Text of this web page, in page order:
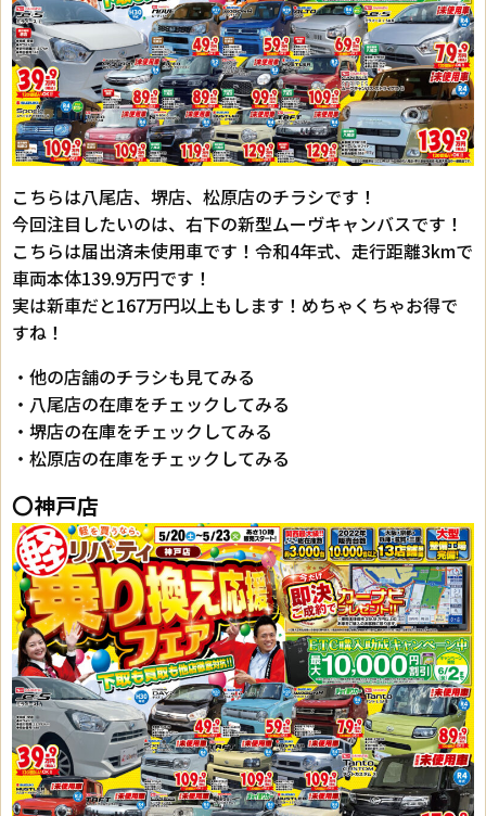
こちらは八尾店、堺店、松原店のチラシです！
今回注目したいのは、右下の新型ムーヴキャンバスです！
こちらは届出済未使用車です！令和4年式、走行距離3kmで
車両本体139.9万円です！
実は新車だと167万円以上もします！めちゃくちゃお得で
すね！
・他の店舗のチラシも見てみる
・八尾店の在庫をチェックしてみる
・堺店の在庫をチェックしてみる
・松原店の在庫をチェックしてみる
〇神戸店